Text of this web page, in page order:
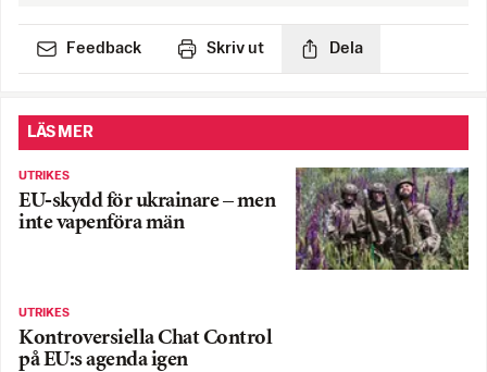
Feedback Skriv ut Dela
LÄS MER
UTRIKES
EU-skydd för ukrainare – men
inte vapenföra män
UTRIKES
Kontroversiella Chat Control
på EU:s agenda igen